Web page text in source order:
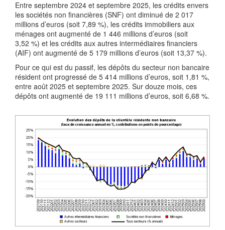
Entre septembre 2024 et septembre 2025, les crédits envers
les sociétés non financières (SNF) ont diminué de 2 017
millions d’euros (soit 7,89 %), les crédits immobiliers aux
ménages ont augmenté de 1 446 millions d’euros (soit
3,52 %) et les crédits aux autres intermédiaires financiers
(AIF) ont augmenté de 5 179 millions d’euros (soit 13,37 %).
Pour ce qui est du passif, les dépôts du secteur non bancaire
résident ont progressé de 5 414 millions d’euros, soit 1,81 %,
entre août 2025 et septembre 2025. Sur douze mois, ces
dépôts ont augmenté de 19 111 millions d’euros, soit 6,68 %.